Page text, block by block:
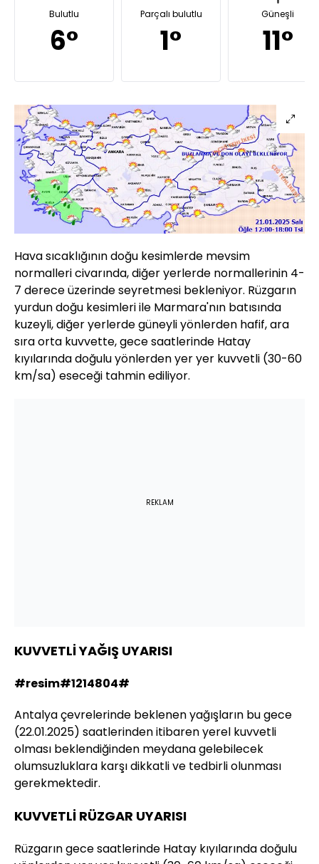
Bulutlu
6°
Parçalı bulutlu
1°
Güneşli
11°
Hava sıcaklığının doğu kesimlerde mevsim
normalleri civarında, diğer yerlerde normallerinin 4-
7 derece üzerinde seyretmesi bekleniyor. Rüzgarın
yurdun doğu kesimleri ile Marmara'nın batısında
kuzeyli, diğer yerlerde güneyli yönlerden hafif, ara
sıra orta kuvvette, gece saatlerinde Hatay
kıyılarında doğulu yönlerden yer yer kuvvetli (30-60
km/sa) eseceği tahmin ediliyor.
REKLAM
KUVVETLİ YAĞIŞ UYARISI
#resim#1214804#
Antalya çevrelerinde beklenen yağışların bu gece
(22.01.2025) saatlerinden itibaren yerel kuvvetli
olması beklendiğinden meydana gelebilecek
olumsuzluklara karşı dikkatli ve tedbirli olunması
gerekmektedir.
KUVVETLİ RÜZGAR UYARISI
Rüzgarın gece saatlerinde Hatay kıyılarında doğulu